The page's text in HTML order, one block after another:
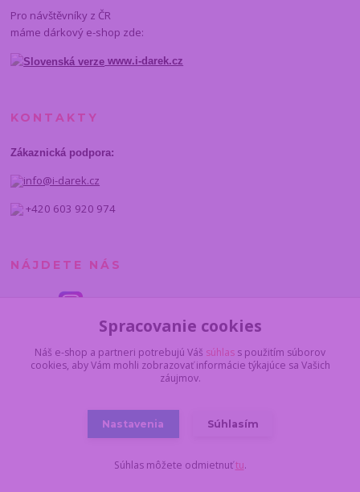
Pro návštěvníky z ČR
máme dárkový e-shop zde:
www.i-darek.cz
KONTAKTY
Zákaznická podpora:
info@i-darek.cz
+420 603 920 974
NÁJDETE NÁS
Vytvorené na
Eshop-rychlo.sk
Spracovanie cookies
Náš e-shop a partneri potrebujú Váš súhlas s použitím súborov
cookies, aby Vám mohli zobrazovať informácie týkajúce sa Vašich
záujmov.
Nastavenia Súhlasím
Súhlas môžete odmietnuťtu.